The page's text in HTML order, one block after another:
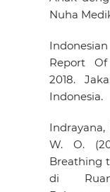
Nuha
Report
2018.
Indonesia.
Indrayana,
W. O.
Breathing
di